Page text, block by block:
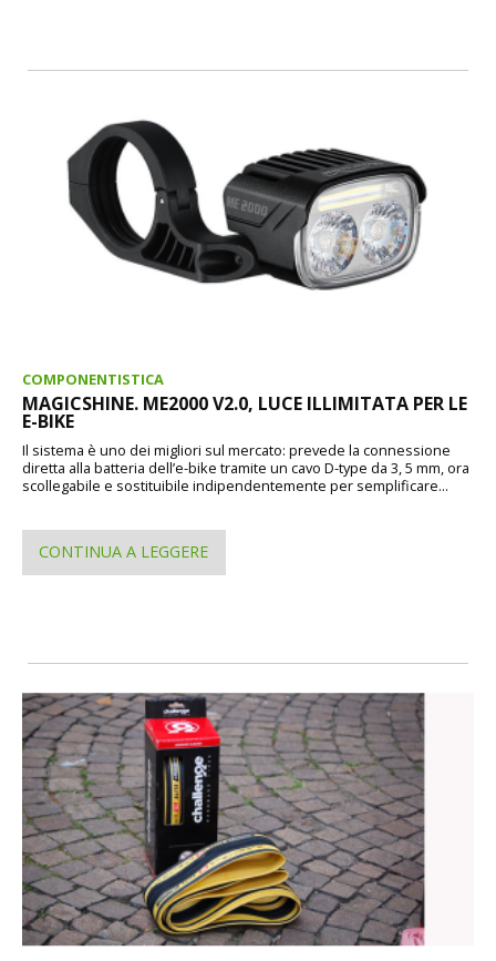
COMPONENTISTICA
MAGICSHINE. ME2000 V2.0, LUCE ILLIMITATA PER LE
E-BIKE
Il sistema è uno dei migliori sul mercato: prevede la connessione
diretta alla batteria dell’e-bike tramite un cavo D-type da 3, 5 mm, ora
scollegabile e sostituibile indipendentemente per semplificare...
CONTINUA A LEGGERE